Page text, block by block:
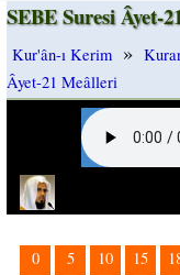
SEBE Suresi Âyet-
Kur'ân-ı Kerim »
Âyet-21 Meâlleri
0 5 10 15